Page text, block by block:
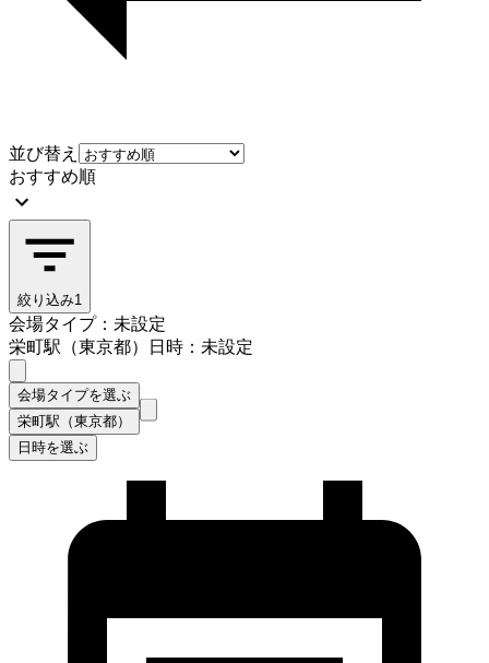
並び替え
おすすめ順
絞り込み1
会場タイプ：未設定
栄町駅（東京都）
日時：未設定
会場タイプを選ぶ
栄町駅（東京都）
日時を選ぶ